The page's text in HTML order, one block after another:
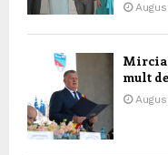
Mircia
mult